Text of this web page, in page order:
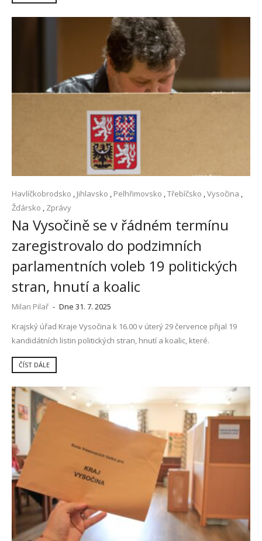
Havlíčkobrodsko Jihlavsko Pelhřimovsko Třebíčsko Vysočina
Žďársko
Zprávy
Na Vysočině se v řádném termínu
zaregistrovalo do podzimních
parlamentních voleb 19 politických
stran, hnutí a koalic
Milan Pilař - Dne 31. 7. 2025
Krajský úřad Kraje Vysočina k 16.00 v úterý 29 července přijal 19
kandidátních listin politických stran, hnutí a koalic, které.
ČÍST DÁLE